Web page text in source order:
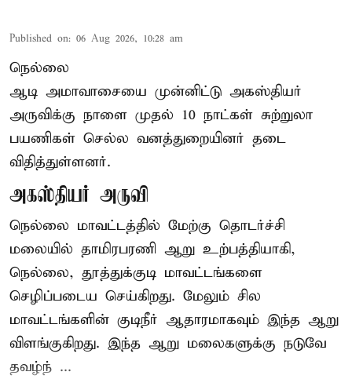
Published on: 06 Aug 2026, 10:28 am
நெல்லை
ஆடி அமாவாசையை முன்னிட்டு அகஸ்தியர்
அருவிக்கு நாளை முதல் 10 நாட்கள் சுற்றுலா
பயணிகள் செல்ல வனத்துறையினர் தடை
விதித்துள்ளனர்.
அகஸ்தியர் அருவி
நெல்லை மாவட்டத்தில் மேற்கு தொடர்ச்சி
மலையில் தாமிரபரணி ஆறு உற்பத்தியாகி,
நெல்லை, தூத்துக்குடி மாவட்டங்களை
செழிப்படைய செய்கிறது. மேலும் சில
மாவட்டங்களின் குடிநீர் ஆதாரமாகவும் இந்த ஆறு
விளங்குகிறது. இந்த ஆறு மலைகளுக்கு நடுவே
தவழ்ந் ...